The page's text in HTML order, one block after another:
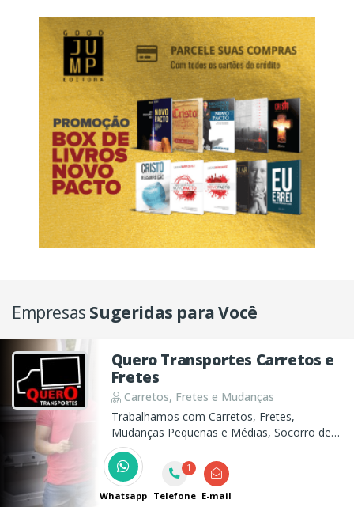
Empresas Sugeridas para Você
Quero Transportes Carretos e
Fretes
Carretos, Fretes e Mudanças
Trabalhamos com Carretos, Fretes,
Mudanças Pequenas e Médias, Socorro de
Motos e Bicicletas Elétricas, assim como
descarte ecológico (móveis, madeiras,
entulho ensacado, eletrodomésticos e
demais resíduos).
Whatsapp
1
Telefone E-mail